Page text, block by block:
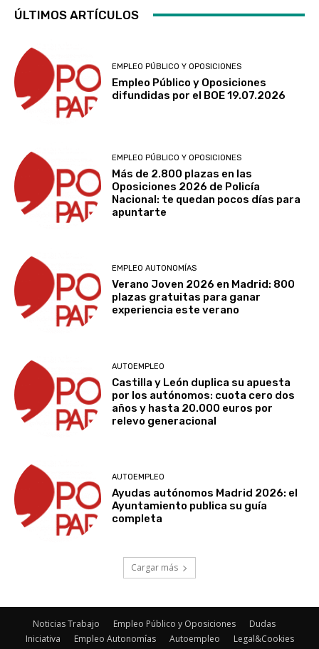
ÚLTIMOS ARTÍCULOS
EMPLEO PÚBLICO Y OPOSICIONES
Empleo Público y Oposiciones
difundidas por el BOE 19.07.2026
EMPLEO PÚBLICO Y OPOSICIONES
Más de 2.800 plazas en las
Oposiciones 2026 de Policía
Nacional: te quedan pocos días para
apuntarte
EMPLEO AUTONOMÍAS
Verano Joven 2026 en Madrid: 800
plazas gratuitas para ganar
experiencia este verano
AUTOEMPLEO
Castilla y León duplica su apuesta
por los autónomos: cuota cero dos
años y hasta 20.000 euros por
relevo generacional
AUTOEMPLEO
Ayudas autónomos Madrid 2026: el
Ayuntamiento publica su guía
completa
Cargar más
Noticias Trabajo Empleo Público y Oposiciones
Dudas
Iniciativa
Empleo Autonomías Autoempleo Legal&Cookies